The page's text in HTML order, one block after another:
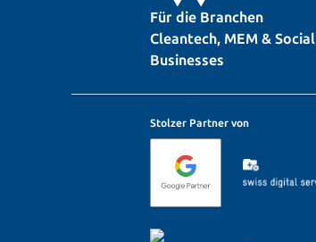
Für die Branchen
Cleantech, MEM & Social
Businesses
Stolzer Partner von